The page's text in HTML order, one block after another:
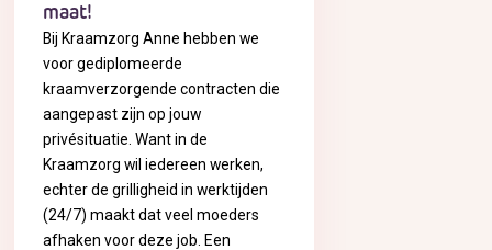
maat!
Bij Kraamzorg Anne hebben we
voor gediplomeerde
kraamverzorgende contracten die
aangepast zijn op jouw
privésituatie. Want in de
Kraamzorg wil iedereen werken,
echter de grilligheid in werktijden
(24/7) maakt dat veel moeders
afhaken voor deze job. Een